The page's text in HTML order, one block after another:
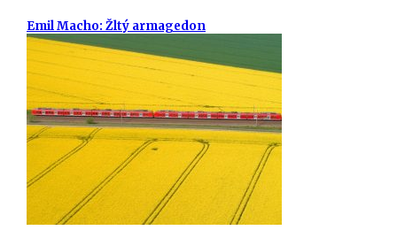
Emil Macho: Žltý armagedon